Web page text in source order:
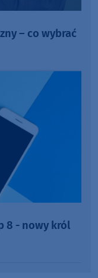
– co wybrać
8 - nowy król